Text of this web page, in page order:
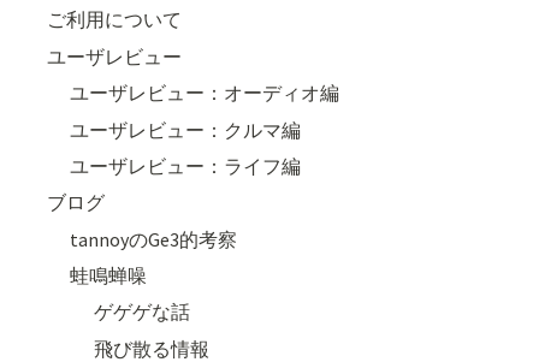
ご利用について
ユーザレビュー
ユーザレビュー：オーディオ編
ユーザレビュー：クルマ編
ユーザレビュー：ライフ編
ブログ
tannoyのGe3的考察
蛙鳴蝉噪
ゲゲゲな話
飛び散る情報